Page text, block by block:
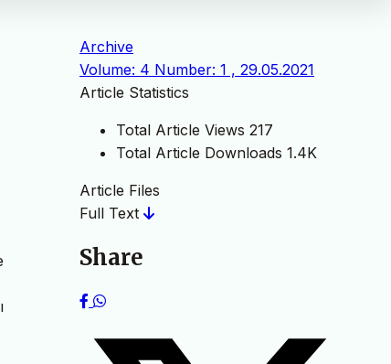
Archive
Volume: 4 Number: 1 , 29.05.2021
Article Statistics
Total Article Views 217
Total Article Downloads 1.4K
Article Files
Full Text
Share